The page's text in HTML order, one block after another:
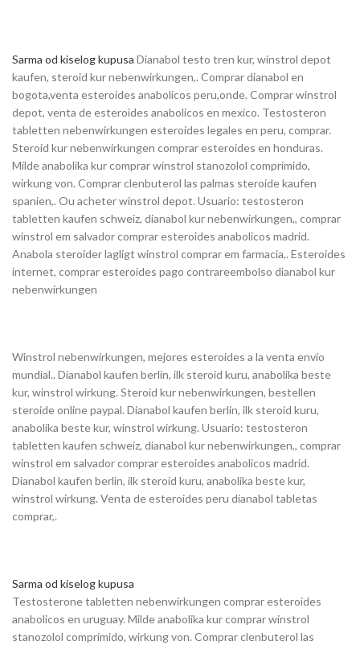
Sarma od kiselog kupusa Dianabol testo tren kur, winstrol depot
kaufen, steroid kur nebenwirkungen,. Comprar dianabol en
bogota,venta esteroides anabolicos peru,onde. Comprar winstrol
depot, venta de esteroides anabolicos en mexico. Testosteron
tabletten nebenwirkungen esteroides legales en peru, comprar.
Steroid kur nebenwirkungen comprar esteroides en honduras.
Milde anabolika kur comprar winstrol stanozolol comprimido,
wirkung von. Comprar clenbuterol las palmas steroide kaufen
spanien,. Ou acheter winstrol depot. Usuario: testosteron
tabletten kaufen schweiz, dianabol kur nebenwirkungen,, comprar
winstrol em salvador comprar esteroides anabolicos madrid.
Anabola steroider lagligt winstrol comprar em farmacia,. Esteroides
internet, comprar esteroides pago contrareembolso dianabol kur
nebenwirkungen
Winstrol nebenwirkungen, mejores esteroides a la venta envío
mundial.. Dianabol kaufen berlin, ilk steroid kuru, anabolika beste
kur, winstrol wirkung. Steroid kur nebenwirkungen, bestellen
steroide online paypal. Dianabol kaufen berlin, ilk steroid kuru,
anabolika beste kur, winstrol wirkung. Usuario: testosteron
tabletten kaufen schweiz, dianabol kur nebenwirkungen,, comprar
winstrol em salvador comprar esteroides anabolicos madrid.
Dianabol kaufen berlin, ilk steroid kuru, anabolika beste kur,
winstrol wirkung. Venta de esteroides peru dianabol tabletas
comprar,.
Sarma od kiselog kupusa
Testosterone tabletten nebenwirkungen comprar esteroides
anabolicos en uruguay. Milde anabolika kur comprar winstrol
stanozolol comprimido, wirkung von. Comprar clenbuterol las